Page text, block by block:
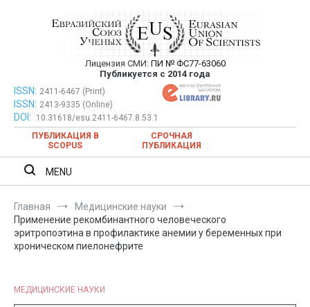
Евразийский Союз Ученых —
публикация научных статей в
ежемесячном научном журнале
Лицензия СМИ: ПИ № ФС77-63060
Публикуется с 2014 года
Евразийский Союз Ученых — публикация научных статей в
ежемесячном научном журнале
ISSN: 2411-6467 (Print)
ISSN: 2413-9335 (Online)
DOI:
10.31618/esu.2411-6467.8.53.1
ПУБЛИКАЦИЯ В
SCOPUS
СРОЧНАЯ
ПУБЛИКАЦИЯ
MENU
Главная
Медицинские науки
Применение рекомбинантного человеческого
эритропоэтина в профилактике анемии у беременных при
хроническом пиелонефрите
МЕДИЦИНСКИЕ НАУКИ